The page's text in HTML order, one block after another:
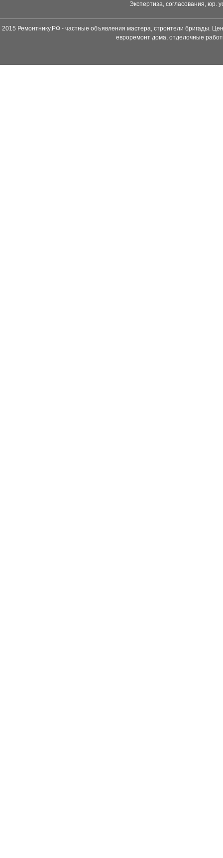
Экспертиза, согласования, юр.
2015 Ремонтнику.РФ - частные объявления мастера, строители бригады.
евроремонт дома, отделочные